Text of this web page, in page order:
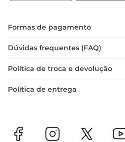
Formas de pagamento
Dúvidas frequentes (FAQ)
Política de troca e devolução
Política de entrega